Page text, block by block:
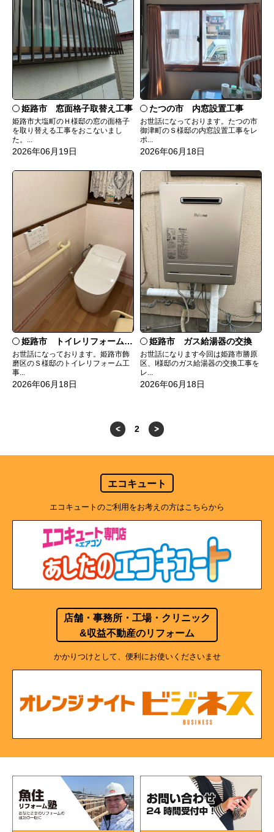
姫路市 窓面格子取替え工事
姫路市大塩町のＨ様邸の窓の面格子
を取り替える工事をおこないまし
た。...
2026年06月19日
たつの市 内窓設置工事
お世話になっております。たつの市
御津町のＳ様邸の内窓設置工事をレ
ポ...
2026年06月18日
姫路市 トイレリフォーム工事
お世話になっております。姫路市飾
磨区のＳ様邸のトイレリフォーム工
事...
2026年06月18日
姫路市 ガス給湯器の交換
お世話になります今回は姫路市勝原
区、I様邸のガス給湯器の交換工事を
レ...
2026年06月18日
< 2 >
エコキュート
エコキュートのご利用をお考えの方はこちらから
店舗・事務所・工場・クリニック
&収益不動産のリフォーム
かかりつけとして、便利にお使いくださいませ